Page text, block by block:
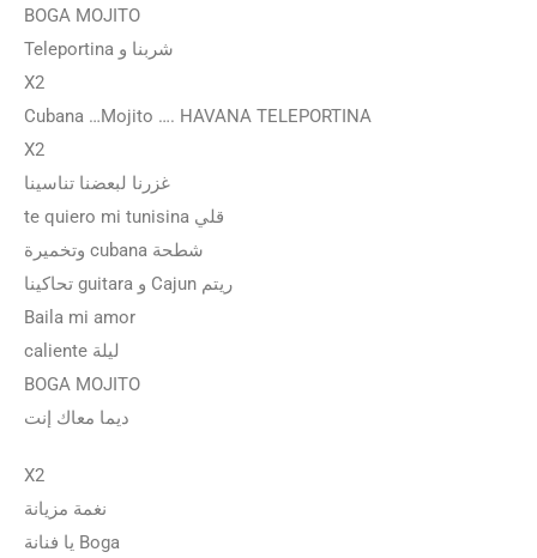
BOGA MOJITO
Teleportina شربنا و
X2
Cubana …Mojito …. HAVANA TELEPORTINA
X2
غزرنا لبعضنا تناسینا
te quiero mi tunisina قلي
وتخمیرة cubana شطحة
تحاكینا guitara و Cajun ریتم
Baila mi amor
caliente لیلة
BOGA MOJITO
دیما معاك إنت
X2
نغمة مزيانة
يا فنانة Boga